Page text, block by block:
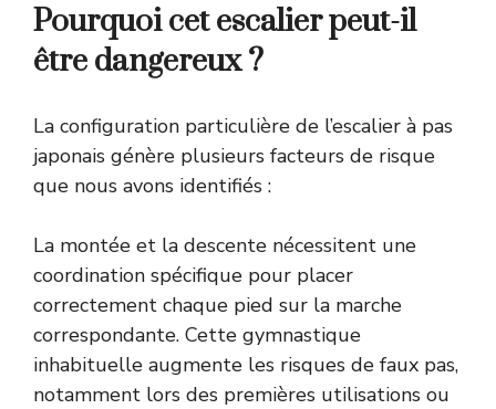
Pourquoi cet escalier peut-il
être dangereux ?
La configuration particulière de l’escalier à pas
japonais génère plusieurs facteurs de risque
que nous avons identifiés :
La montée et la descente nécessitent une
coordination spécifique pour placer
correctement chaque pied sur la marche
correspondante. Cette gymnastique
inhabituelle augmente les risques de faux pas,
notamment lors des premières utilisations ou